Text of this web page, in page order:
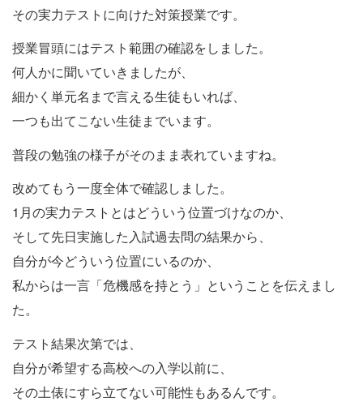
その実力テストに向けた対策授業です。
授業冒頭にはテスト範囲の確認をしました。
何人かに聞いていきましたが、
細かく単元名まで言える生徒もいれば、
一つも出てこない生徒までいます。
普段の勉強の様子がそのまま表れていますね。
改めてもう一度全体で確認しました。
1月の実力テストとはどういう位置づけなのか、
そして先日実施した入試過去問の結果から、
自分が今どういう位置にいるのか、
私からは一言「危機感を持とう」ということを伝えまし
た。
テスト結果次第では、
自分が希望する高校への入学以前に、
その土俵にすら立てない可能性もあるんです。